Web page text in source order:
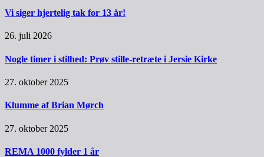
Vi siger hjertelig tak for 13 år!
26. juli 2026
Nogle timer i stilhed: Prøv stille-retræte i Jersie Kirke
27. oktober 2025
Klumme af Brian Mørch
27. oktober 2025
REMA 1000 fylder 1 år